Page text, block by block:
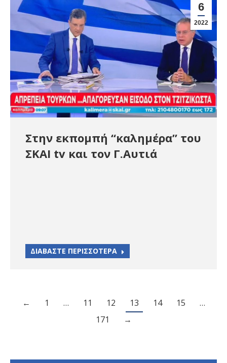
6
2022
Στην εκπομπή “καλημέρα” του
ΣΚΑΙ tv και τον Γ.Αυτιά
ΔΙΑΒΑΣΤΕ ΠΕΡΙΣΣΟΤΕΡΑ
← 1 … 11 12 13 14 15
…
171
→